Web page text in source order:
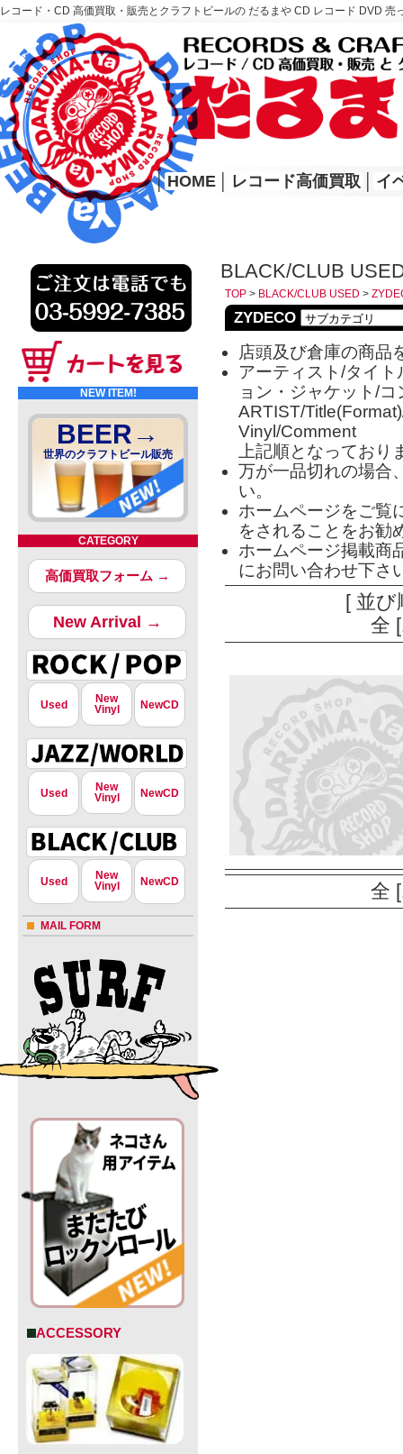
レコード・CD 高価買取・販売とクラフトビールの だるまや CD レコード DVD
レコード高価買取はこちら
HOME
│ HOME レコード高価買取 イ
NEW ITEM!
BEER→
世界のクラフトビール販売
CATEGORY
高価買取フォーム →
New Arrival →
Used
New
Vinyl
NewCD
Used
New
Vinyl
NewCD
Used
New
Vinyl
NewCD
MAIL FORM
ACCESSORY
BLACK/CLUB
TOP > BLACK/CLUB USED >
ZYDECO
店頭及び倉庫の商品
アーティスト/タイ
ョン・ジャケット/
ARTIST/
Vinyl/Comment
上記順となっており
万が一品切れの場合
い。
ホームページをご覧
をされることをお勧
ホームページ掲載商
にお問い合わせ下さ
[ 並
全
全